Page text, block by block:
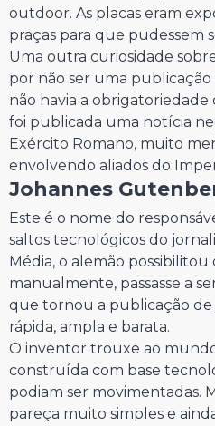
outdoor. As placas eram
praças para que pudessem
Uma outra curiosidade
por não ser uma
não havia a obrigatoriedade
foi publicada uma notícia
Exército Romano, muito
envolvendo aliados do
Johannes
Este é o nome do
saltos tecnológicos do
Média, o alemão
manualmente, passasse a
que tornou a publicação de
rápida, ampla e barata.
O inventor trouxe ao
construída com base
podiam ser movimentadas.
pareça muito simples e